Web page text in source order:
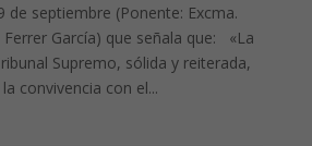
de septiembre (Ponente: Excma.
Ferrer García) que señala que: «La
Supremo, sólida y reiterada,
convivencia con el...